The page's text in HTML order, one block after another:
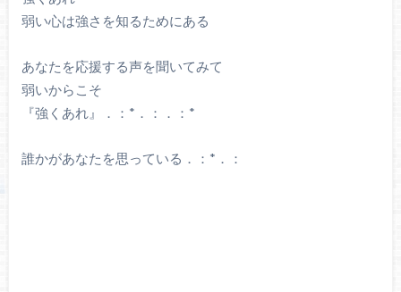
弱い心は強さを知るためにある
あなたを応援する声を聞いてみて
弱いからこそ
『強くあれ』．：*．：．：*
誰かがあなたを思っている．：*．：